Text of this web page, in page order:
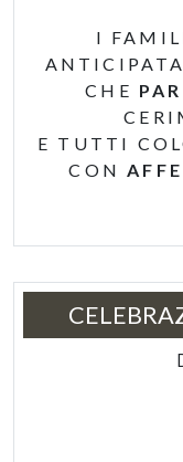
I
CHE
E TUTTI
CON